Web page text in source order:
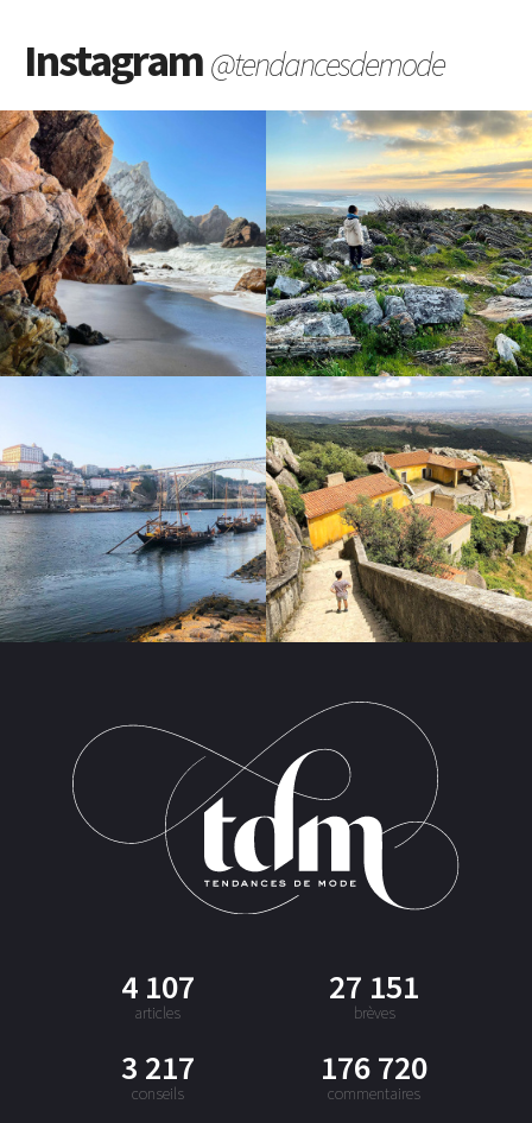
Instagram@tendancesdemode
4 107
articles
27 151
brèves
3 217
conseils
176 720
commentaires